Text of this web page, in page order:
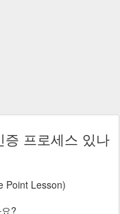
프로세스 있나
Point Lesson)
?